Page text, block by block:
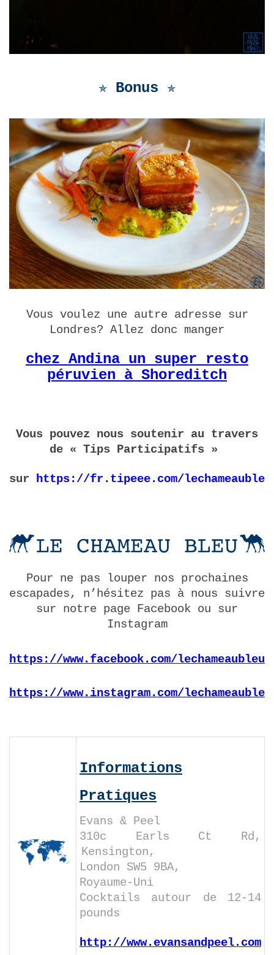
✯ Bonus ✯
Vous voulez une autre adresse sur
Londres? Allez donc manger
chez Andina un super resto
péruvien à Shoreditch
Vous pouvez nous soutenir au travers
de « Tips Participatifs »
sur https://fr.tipeee.com/lechameaubleu
Pour ne pas louper nos prochaines
escapades, n’hésitez pas à nous suivre
sur notre page Facebook ou sur
Instagram
https://www.facebook.com/
https://www.instagram.com/
Informations
Pratiques
Evans & Peel
310c Earls Ct Rd,
Kensington,
London SW5 9BA,
Royaume-Uni
Cocktails autour de 12-14
pounds
http://www.evansandpeel.com